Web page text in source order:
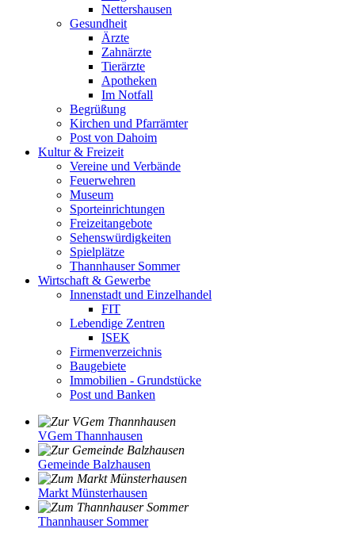
Nettershausen
Gesundheit
Ärzte
Zahnärzte
Tierärzte
Apotheken
Im Notfall
Begrüßung
Kirchen und Pfarrämter
Post von Dahoim
Kultur & Freizeit
Vereine und Verbände
Feuerwehren
Museum
Sporteinrichtungen
Freizeitangebote
Sehenswürdigkeiten
Spielplätze
Thannhauser Sommer
Wirtschaft & Gewerbe
Innenstadt und Einzelhandel
FIT
Lebendige Zentren
ISEK
Firmenverzeichnis
Baugebiete
Immobilien - Grundstücke
Post und Banken
VGem Thannhausen
Gemeinde Balzhausen
Markt Münsterhausen
Thannhauser Sommer